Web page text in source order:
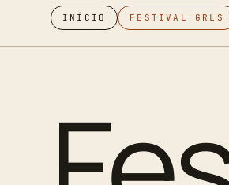
INÍCIO FESTIVAL GRLS